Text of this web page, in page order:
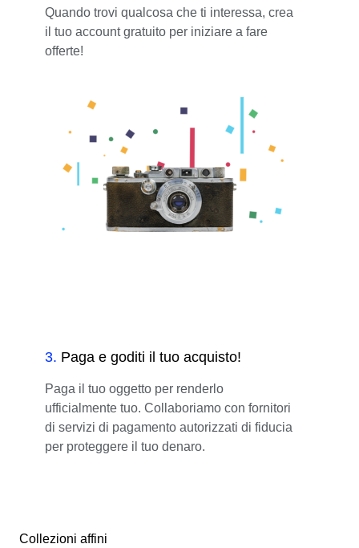
Quando trovi qualcosa che ti interessa, crea
il tuo account gratuito per iniziare a fare
offerte!
3. Paga e goditi il tuo acquisto!
Paga il tuo oggetto per renderlo
ufficialmente tuo. Collaboriamo con fornitori
di servizi di pagamento autorizzati di fiducia
per proteggere il tuo denaro.
Collezioni affini